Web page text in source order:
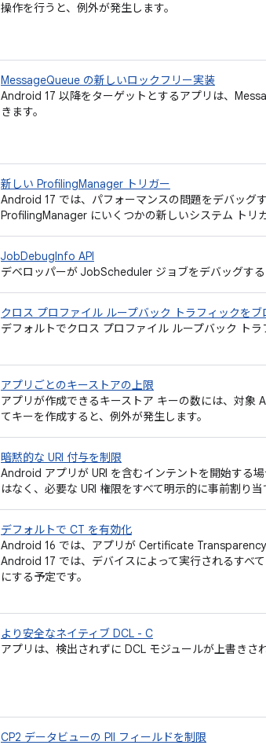
操作を行うと、例外が発生します。
MessageQueue の新しいロックフリー実装
Android 17 以降をターゲットとするアプリは、
きます。
新しい ProfilingManager トリガー
Android 17 では、パフォーマンスの問題をデバッグ
ProfilingManager にいくつかの新しいシステム トリ
JobDebugInfo API
デベロッパーが JobScheduler ジョブをデバッグす
クロス プロファイル ループバック トラフィックをブ
デフォルトでクロス プロファイル ループバック トラ
アプリごとのキーストアの上限
アプリが作成できるキーストア キーの数には、対象
てキーを作成すると、例外が発生します。
暗黙的な URI 付与を制限
Android アプリが URI を含むインテントを開始する
はなく、必要な URI 権限をすべて明示的に事前割り当
デフォルトで CT を有効化
Android 16 では、アプリが Certificate Transparency
Android 17 では、デバイスによって実行されるす
にする予定です。
より安全なネイティブ DCL - C
アプリは、検出されずに DCL モジュールが上書きさ
CP2 データビューの PII フィールドを制限